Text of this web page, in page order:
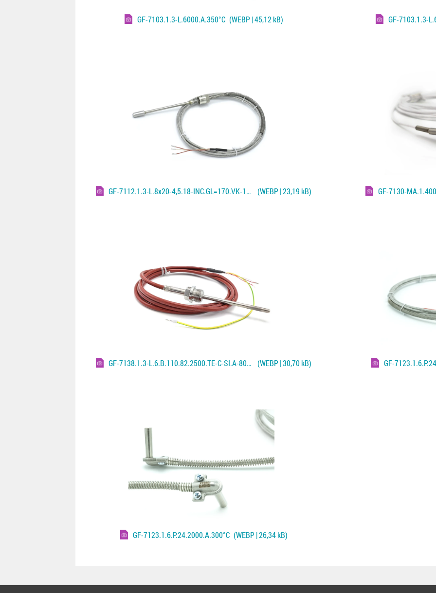
GF-7103.1.3-L.6000.A.350°C (WEBP | 45,12 kB) GF-7103.1.3-
GF-7112.1.3-L.8x20-4,5.18-INC.GL=170.VK-14-ST.-.2000.A.600°C (WEBP | 23,19 kB) GF-7130-
GF-7138.1.3-L.6.B.110.82.2500.TE-C-SI.A-80-8.180°C (WEBP | 30,70 kB) GF-
GF-7123.1.6.P.24.2000.A.300°C (WEBP | 26,34 kB)